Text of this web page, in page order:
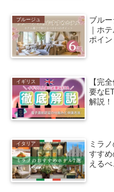
ブルージュ
ブル
｜ホ
ポイン
イギリス
【完
要な
解説！
イタリア
ミラ
すす
える